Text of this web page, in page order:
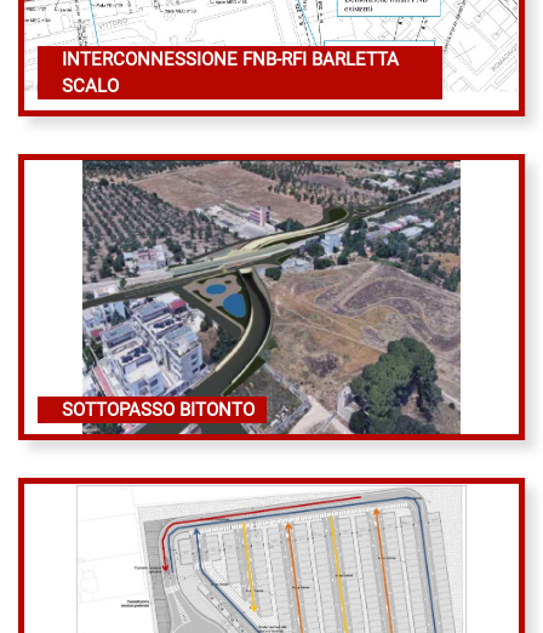
INTERCONNESSIONE FNB-RFI BARLETTA
SCALO
SOTTOPASSO BITONTO